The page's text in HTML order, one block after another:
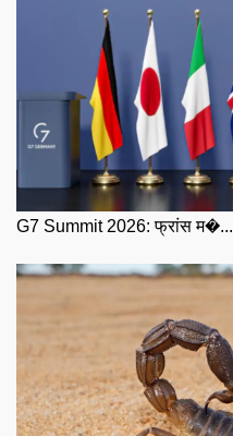
G7 Summit 2026: फ्रांस म�...